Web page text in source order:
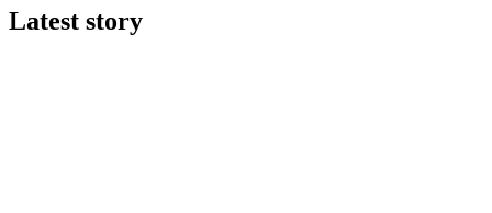
Latest story